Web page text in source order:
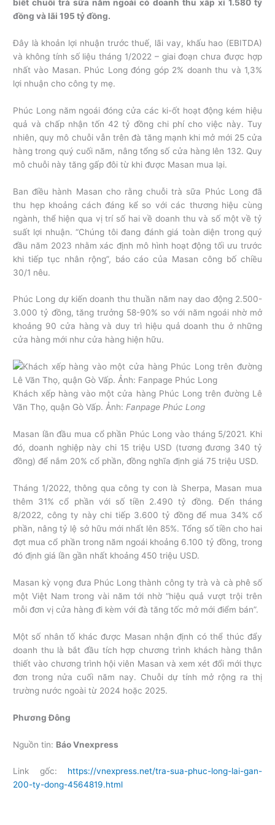
biết chuỗi trà sữa năm ngoái có doanh thu xấp xỉ 1.580 tỷ
đồng và lãi 195 tỷ đồng.
Đây là khoản lợi nhuận trước thuế, lãi vay, khấu hao (EBITDA)
và không tính số liệu tháng 1/2022 – giai đoạn chưa được hợp
nhất vào Masan. Phúc Long đóng góp 2% doanh thu và 1,3%
lợi nhuận cho công ty mẹ.
Phúc Long năm ngoái đóng cửa các ki-ốt hoạt động kém hiệu
quả và chấp nhận tốn 42 tỷ đồng chi phí cho việc này. Tuy
nhiên, quy mô chuỗi vẫn trên đà tăng mạnh khi mở mới 25 cửa
hàng trong quý cuối năm, nâng tổng số cửa hàng lên 132. Quy
mô chuỗi này tăng gấp đôi từ khi được Masan mua lại.
Ban điều hành Masan cho rằng chuỗi trà sữa Phúc Long đã
thu hẹp khoảng cách đáng kể so với các thương hiệu cùng
ngành, thể hiện qua vị trí số hai về doanh thu và số một về tỷ
suất lợi nhuận. “Chúng tôi đang đánh giá toàn diện trong quý
đầu năm 2023 nhằm xác định mô hình hoạt động tối ưu trước
khi tiếp tục nhân rộng”, báo cáo của Masan công bố chiều
30/1 nêu.
Phúc Long dự kiến doanh thu thuần năm nay dao động 2.500-
3.000 tỷ đồng, tăng trưởng 58-90% so với năm ngoái nhờ mở
khoảng 90 cửa hàng và duy trì hiệu quả doanh thu ở những
cửa hàng mới như cửa hàng hiện hữu.
Khách xếp hàng vào một cửa hàng Phúc Long trên đường Lê
Văn Thọ, quận Gò Vấp. Ảnh:Fanpage Phúc Long
Masan lần đầu mua cổ phần Phúc Long vào tháng 5/2021. Khi
đó, doanh nghiệp này chi 15 triệu USD (tương đương 340 tỷ
đồng) để nắm 20% cổ phần, đồng nghĩa định giá 75 triệu USD.
Tháng 1/2022, thông qua công ty con là Sherpa, Masan mua
thêm 31% cổ phần với số tiền 2.490 tỷ đồng. Đến tháng
8/2022, công ty này chi tiếp 3.600 tỷ đồng để mua 34% cổ
phần, nâng tỷ lệ sở hữu mới nhất lên 85%. Tổng số tiền cho hai
đợt mua cổ phần trong năm ngoái khoảng 6.100 tỷ đồng, trong
đó định giá lần gần nhất khoảng 450 triệu USD.
Masan kỳ vọng đưa Phúc Long thành công ty trà và cà phê số
một Việt Nam trong vài năm tới nhờ “hiệu quả vượt trội trên
mỗi đơn vị cửa hàng đi kèm với đà tăng tốc mở mới điểm bán”.
Một số nhân tố khác được Masan nhận định có thể thúc đẩy
doanh thu là bắt đầu tích hợp chương trình khách hàng thân
thiết vào chương trình hội viên Masan và xem xét đổi mới thực
đơn trong nửa cuối năm nay. Chuỗi dự tính mở rộng ra thị
trường nước ngoài từ 2024 hoặc 2025.
Phương Đông
Nguồn tin: Báo Vnexpress
Link gốc: https://vnexpress.net/tra-sua-phuc-long-lai-gan-
200-ty-dong-4564819.html